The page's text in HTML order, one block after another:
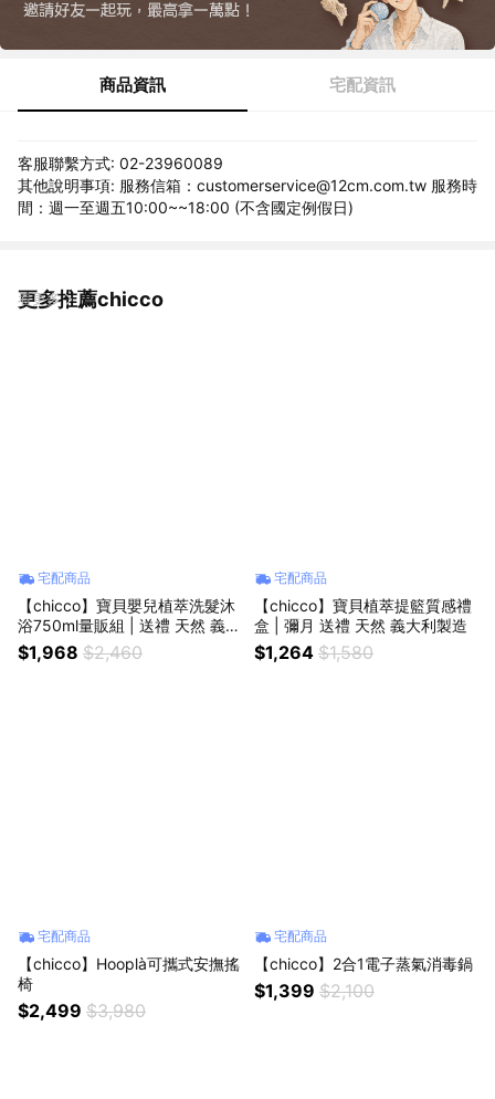
商品資訊 宅配資訊
客服聯繫方式: 02-23960089
其他說明事項: 服務信箱：customerservice@12cm.com.tw 服務時
間：週一至週五10:00~~18:00 (不含國定例假日)
更多推薦chicco
看更多
宅配商品
【chicco】寶貝嬰兒植萃洗髮沐
浴750ml量販組 | 送禮 天然 義大
利製造
$1,968 $2,460
宅配商品
【chicco】寶貝植萃提籃質感禮
盒 | 彌月 送禮 天然 義大利製造
$1,264 $1,580
宅配商品
【chicco】Hooplà可攜式安撫搖
椅
$2,499 $3,980
宅配商品
【chicco】2合1電子蒸氣消毒鍋
$1,399 $2,100